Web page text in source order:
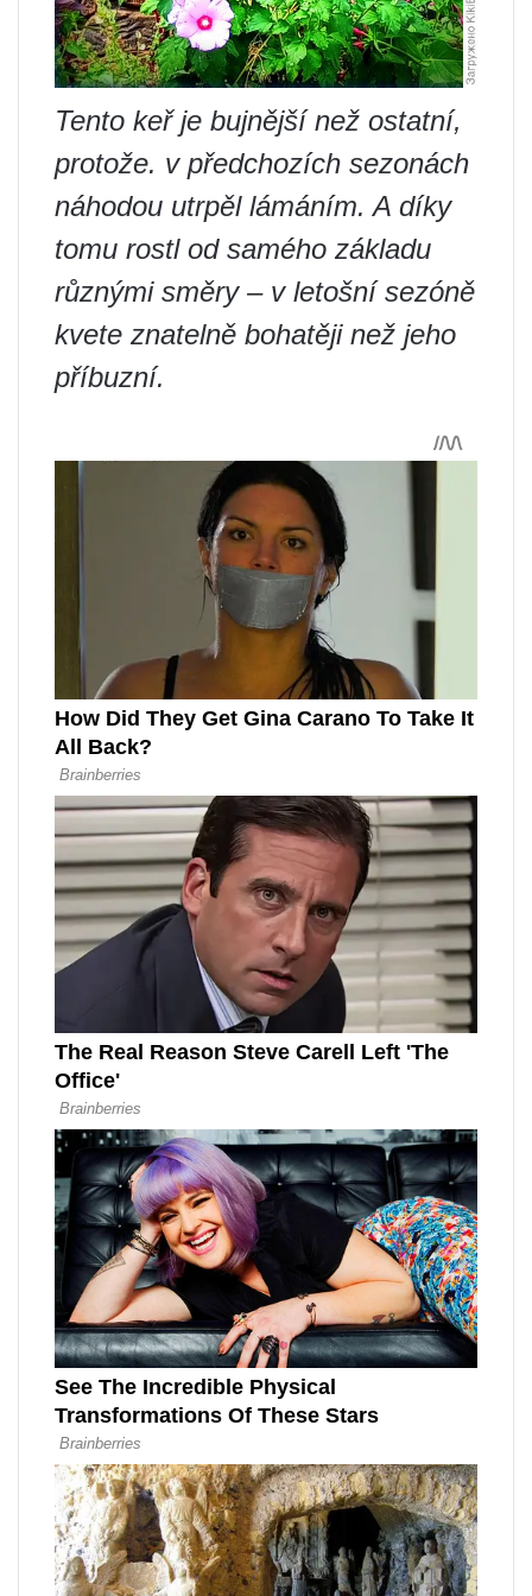
Tento keř je bujnější než ostatní,
protože. v předchozích sezonách
náhodou utrpěl lámáním. A díky
tomu rostl od samého základu
různými směry – v letošní sezóně
kvete znatelně bohatěji než jeho
příbuzní.